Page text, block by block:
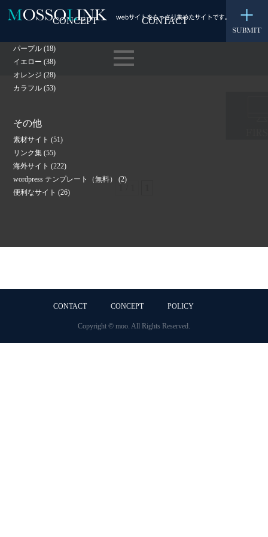
CONCEPT CONTACT
グリーン (80)
レッド(57)
パープル(18)
イエロー(38)
オレンジ(28)
カラフル(53)
その他
素材サイト(51)
リンク集(55)
海外サイト(222)
wordpress テンプレート（無料）(2)
便利なサイト(26)
CONTACT CONCEPT POLICY
Copyright © moo. All Rights Reserved.